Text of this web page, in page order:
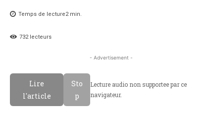
Temps de lecture2min.
732lecteurs
- Advertisement -
Lire
l'article
Sto
p
Lecture audio non supportee par ce
navigateur.